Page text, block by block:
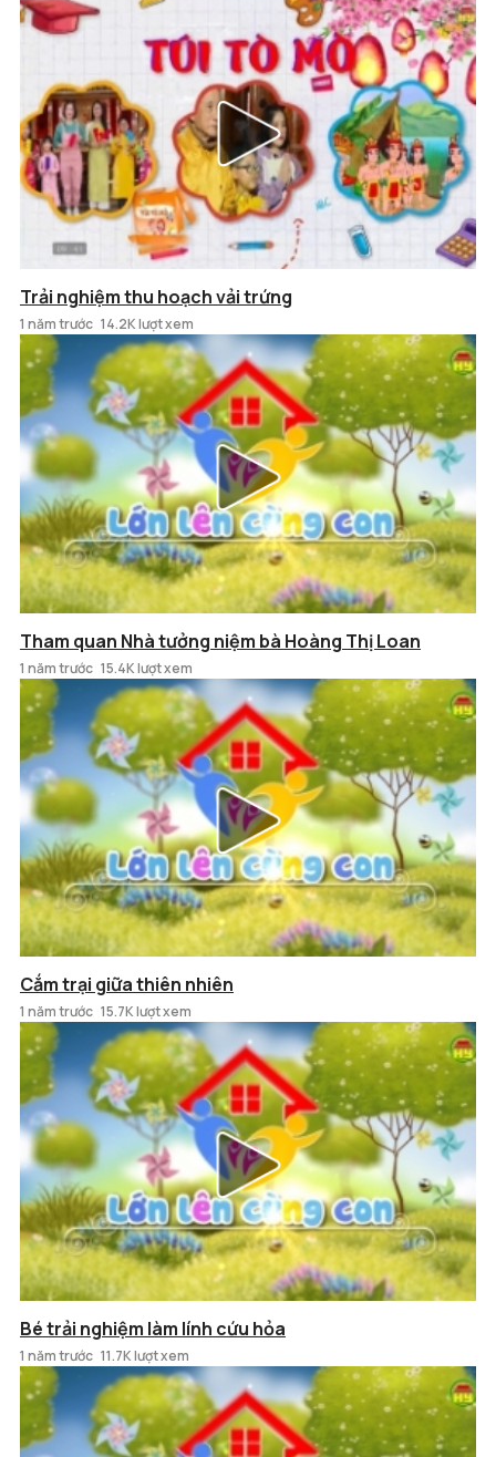
Trải nghiệm thu hoạch vải trứng
1 năm trước 14.2K lượt xem
Tham quan Nhà tưởng niệm bà Hoàng Thị Loan
1 năm trước 15.4K lượt xem
Cắm trại giữa thiên nhiên
1 năm trước 15.7K lượt xem
Bé trải nghiệm làm lính cứu hỏa
1 năm trước 11.7K lượt xem